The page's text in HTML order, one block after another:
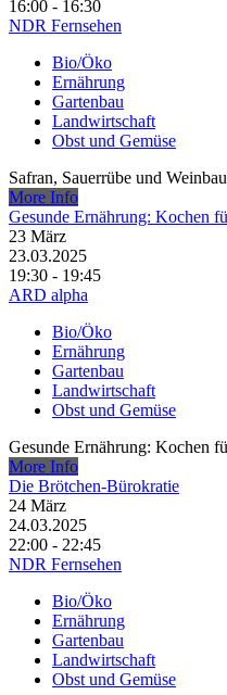
16:00 - 16:30
NDR Fernsehen
Bio/Öko
Ernährung
Gartenbau
Landwirtschaft
Obst und Gemüse
Safran, Sauerrübe und
More Info
Gesunde Ernährung: Kochen
23 März
23.03.2025
19:30 - 19:45
ARD alpha
Bio/Öko
Ernährung
Gartenbau
Landwirtschaft
Obst und Gemüse
Gesunde Ernährung: Kochen
More Info
Die Brötchen-Bürokratie
24 März
24.03.2025
22:00 - 22:45
NDR Fernsehen
Bio/Öko
Ernährung
Gartenbau
Landwirtschaft
Obst und Gemüse